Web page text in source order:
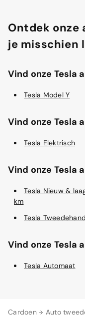
Cardoen Auto
Ontdek onze
je misschien
Vind onze Tesla
Tesla Model Y
Vind onze Tesla
Tesla Elektrisch
Vind onze Tesla
Tesla Nieuw &
km
Tesla
Vind onze Tesla
Tesla Automaat